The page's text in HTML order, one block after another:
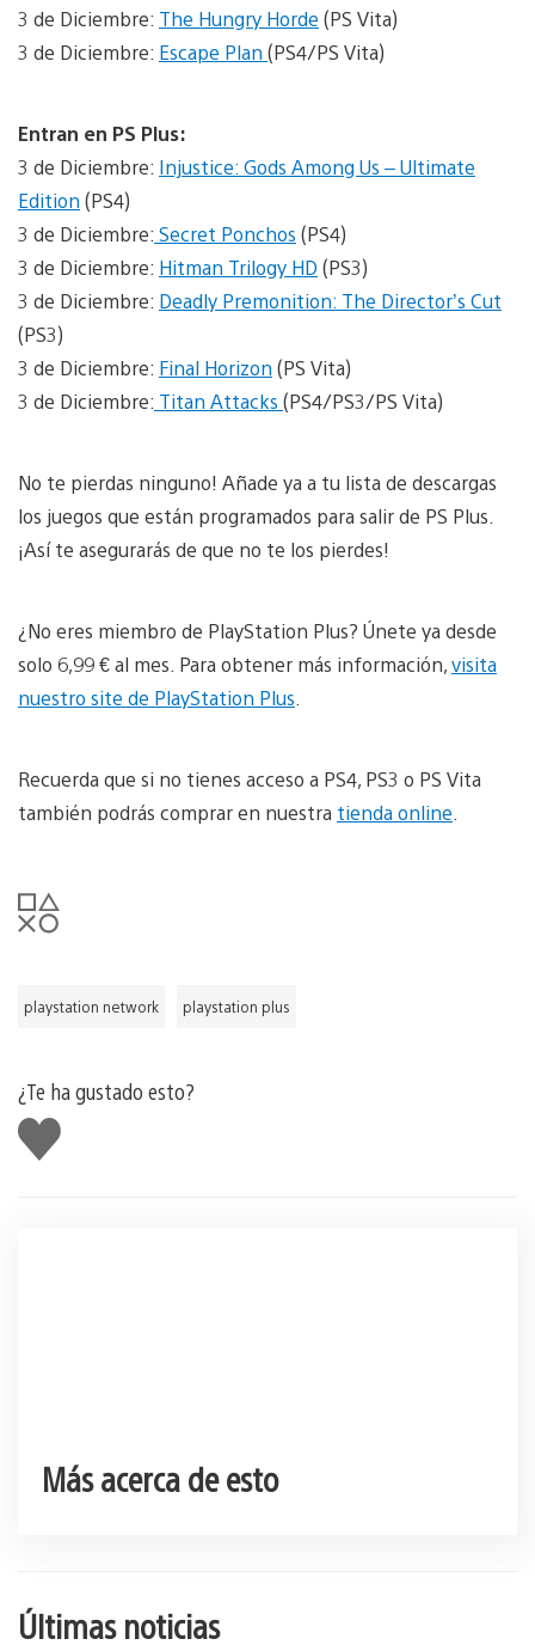
3 de Diciembre: The Hungry Horde (PS Vita)
3 de Diciembre: Escape Plan (PS4/PS Vita)
Entran en PS Plus:
3 de Diciembre: Injustice: Gods Among Us – Ultimate
Edition (PS4)
3 de Diciembre: Secret Ponchos (PS4)
3 de Diciembre: Hitman Trilogy HD (PS3)
3 de Diciembre: Deadly Premonition: The Director’s Cut
(PS3)
3 de Diciembre: Final Horizon (PS Vita)
3 de Diciembre: Titan Attacks (PS4/PS3/PS Vita)
No te pierdas ninguno! Añade ya a tu lista de descargas
los juegos que están programados para salir de PS Plus.
¡Así te asegurarás de que no te los pierdes!
¿No eres miembro de PlayStation Plus? Únete ya desde
solo 6,99 € al mes. Para obtener más información,visita
nuestro site de PlayStation Plus.
Recuerda que si no tienes acceso a PS4, PS3 o PS Vita
también podrás comprar en nuestra tienda online.
playstation network playstation plus
¿Te ha gustado esto?
Me
gusta
Más acerca de esto
Últimas noticias